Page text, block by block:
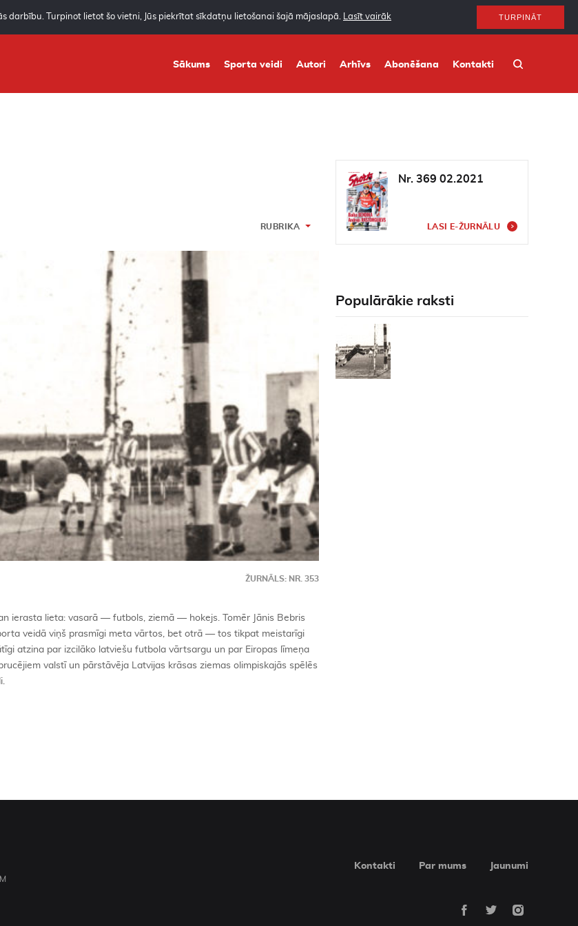
Turpinot lietot šo vietni, Jūs piekrītat sīkdatņu lietošanai šajā mājaslapā. Lasīt vairāk TURPINĀT
Sākums Sporta veidi Autori Arhīvs Abonēšana Kontakti
RUBRIKA
ŽURNĀLS: NR. 353
ierasta lieta: vasarā — futbols, ziemā — hokejs. Tomēr Jānis Bebris
veidā viņš prasmīgi meta vārtos, bet otrā — tos tikpat meistarīgi
atzina par izcilāko latviešu futbola vārtsargu un par Eiropas līmeņa
valstī un pārstāvēja Latvijas krāsas ziemas olimpiskajās spēlēs
Nr. 369 02.2021
LASI E-ŽURNĀLU
Populārākie raksti
Kontakti Par mums Jaunumi